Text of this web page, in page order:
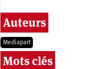
Auteurs
Mediapart
Mots clés